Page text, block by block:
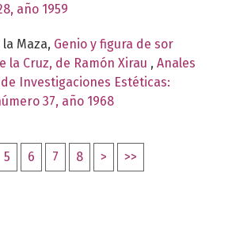
año 1959
la Maza, Genio y figura de sor
la Cruz, de Ramón Xirau , Anales
Investigaciones Estéticas:
37, año 1968
5 6 7 8 > >>